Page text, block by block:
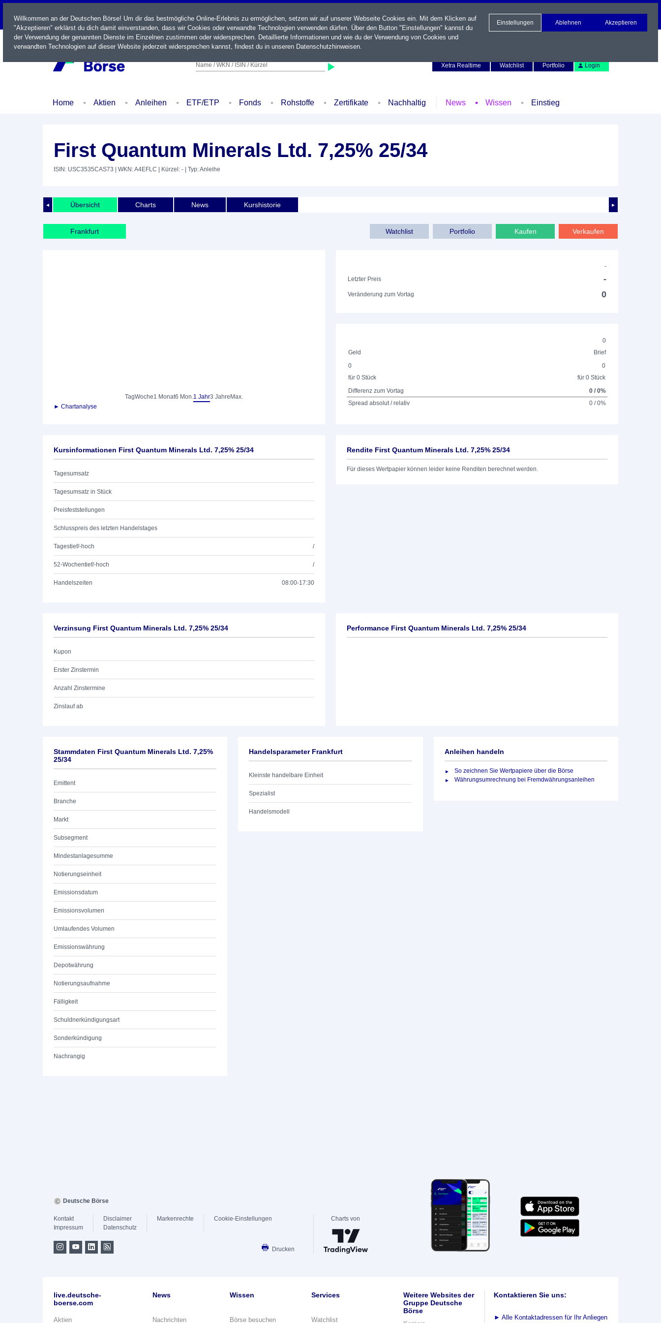
LIVE
Name / WKN / ISIN / Kürzel
Xetra Realtime
Watchlist Portfolio Login
Home Aktien Anleihen ETF/ETP Fonds Rohstoffe Zertifikate Nachhaltig News Wissen Einstieg
First Quantum Minerals Ltd. 7,25% 25/34
ISIN: USC3535CAS73 | WKN: A4EFLC | Kürzel: - | Typ: Anleihe
◄ ►
Übersicht Charts News Kurshistorie
Frankfurt Verkaufen
Kaufen
Portfolio
Watchlist
TagWoche1 Monat6 Mon.1 Jahr3 Jahre Max.
► Chartanalyse
-
Letzter Preis
-
Veränderung zum Vortag 0
0
Geld
Brief
0
für 0 Stück
0
für 0 Stück
Differenz zum Vortag
0 / 0%
Spread absolut / relativ
0 / 0%
Kursinformationen First Quantum Minerals Ltd. 7,25% 25/34
Tagesumsatz
Tagesumsatz in Stück
Preisfeststellungen
Schlusspreis des letzten Handelstages
Tagestief/-hoch /
52-Wochentief/-hoch /
Handelszeiten 08:00-17:30
Rendite First Quantum Minerals Ltd. 7,25% 25/34
Für dieses Wertpapier können leider keine Renditen berechnet werden.
Verzinsung First Quantum Minerals Ltd. 7,25% 25/34
Kupon
Erster Zinstermin
Anzahl Zinstermine
Zinslauf ab
Performance First Quantum Minerals Ltd. 7,25% 25/34
Stammdaten First Quantum Minerals Ltd. 7,25%
25/34
Emittent
Branche
Markt
Subsegment
Mindestanlagesumme
Notierungseinheit
Emissionsdatum
Emissionsvolumen
Umlaufendes Volumen
Emissionswährung
Depotwährung
Notierungsaufnahme
Fälligkeit
Schuldnerkündigungsart
Sonderkündigung
Nachrangig
Handelsparameter Frankfurt
Kleinste handelbare Einheit
Spezialist
Handelsmodell
Anleihen handeln
So zeichnen Sie Wertpapiere über die Börse
Währungsumrechnung bei Fremdwährungsanleihen
Willkommen an der Deutschen Börse! Um dir das bestmögliche Online-Erlebnis zu ermöglichen, setzen wir auf unserer Webseite Cookies ein. Mit dem Klicken auf
"Akzeptieren" erklärst du dich damit einverstanden, dass wir Cookies oder verwandte Technologien verwenden dürfen. Über den Button "Einstellungen" kannst du
der Verwendung der genannten Dienste im Einzelnen zustimmen oder widersprechen. Detaillierte Informationen und wie du der Verwendung von Cookies und
verwandten Technologien auf dieser Website jederzeit widersprechen kannst, findest du in unseren Datenschutzhinweisen.
Einstellungen Ablehnen Akzeptieren
Deutsche Börse
Kontakt
Impressum
Disclaimer
Datenschutz
Markenrechte Cookie-Einstellungen
Drucken
Charts von
live.deutsche-
boerse.com
Aktien
News
Nachrichten
Wissen
Börse besuchen
Services
Watchlist
Weitere Websites der
Gruppe Deutsche
Börse
Kontaktieren Sie uns:
► Alle Kontaktadressen für Ihr Anliegen